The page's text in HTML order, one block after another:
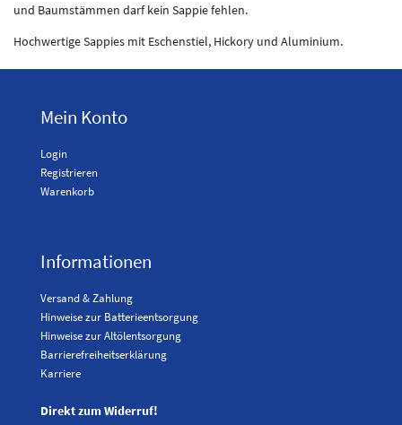
und Baumstämmen darf kein Sappie fehlen.
Hochwertige Sappies mit Eschenstiel, Hickory und Aluminium.
Mein Konto
Login
Registrieren
Warenkorb
Informationen
Versand & Zahlung
Hinweise zur Batterieentsorgung
Hinweise zur Altölentsorgung
Barrierefreiheitserklärung
Karriere
Direkt zum Widerruf!